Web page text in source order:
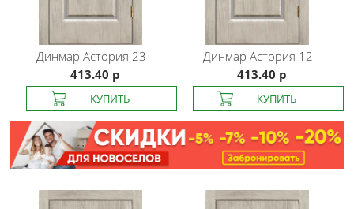
Динмар Астория 23
413.40 р
Динмар Астория 12
413.40 р